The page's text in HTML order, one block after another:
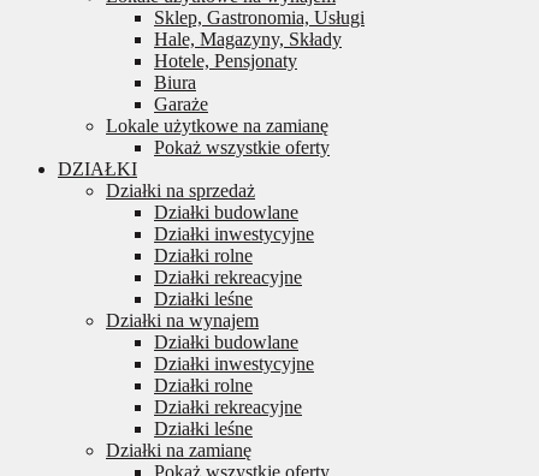
Sklep, Gastronomia, Usługi
Hale, Magazyny, Składy
Hotele, Pensjonaty
Biura
Garaże
Lokale użytkowe na zamianę
Pokaż wszystkie oferty
DZIAŁKI
Działki na sprzedaż
Działki budowlane
Działki inwestycyjne
Działki rolne
Działki rekreacyjne
Działki leśne
Działki na wynajem
Działki budowlane
Działki inwestycyjne
Działki rolne
Działki rekreacyjne
Działki leśne
Działki na zamianę
Pokaż wszystkie oferty